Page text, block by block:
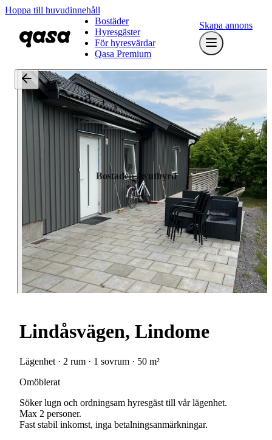
Hoppa till huvudinnehåll
Bostäder
Hyresgäster
För hyresvärdar
Qasa Premium
Skapa annons
Bostaden är uthyrd
Lindåsvägen, Lindome
Lägenhet · 2 rum · 1 sovrum · 50 m²
Omöblerat
Söker lugn och ordningsam hyresgäst till vår lägenhet.
Max 2 personer.
Fast stabil inkomst, inga betalningsanmärkningar.